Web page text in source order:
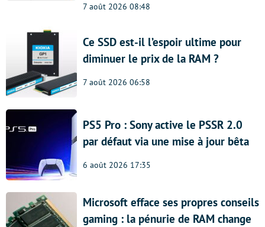
7 août 2026 08:48
Ce SSD est-il l’espoir ultime pour
diminuer le prix de la RAM ?
7 août 2026 06:58
PS5 Pro : Sony active le PSSR 2.0
par défaut via une mise à jour bêta
6 août 2026 17:35
Microsoft efface ses propres conseils
gaming : la pénurie de RAM change